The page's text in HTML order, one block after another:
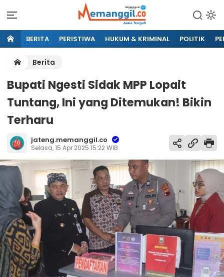
BERITA PERISTIWA HUKUM & KRIMINAL POLITIK
Berita
Bupati Ngesti Sidak MPP Lopait
Tuntang, Ini yang Ditemukan! Bikin
Terharu
jateng.memanggil.co
Selasa, 15 Apr 2025 15:22 WIB